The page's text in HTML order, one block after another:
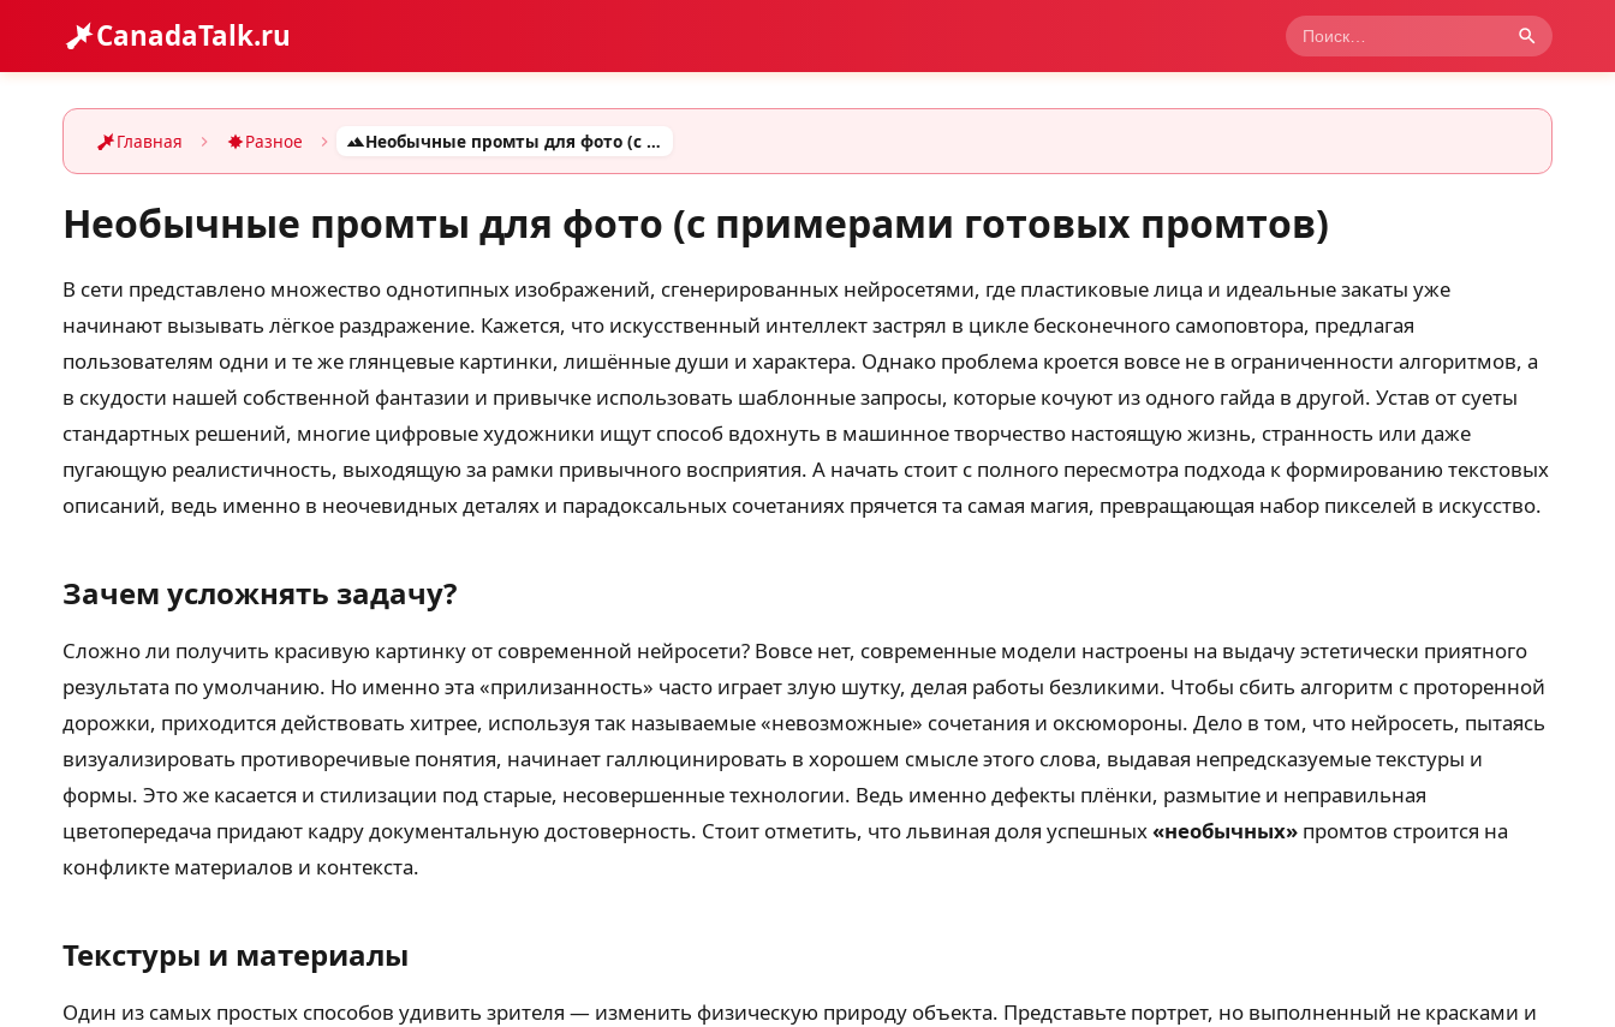
CanadaTalk.ru
Главная Разное Необычные промты для фото (с примерами готовых промтов)
Необычные промты для фото (с примерами готовых промтов)
В сети представлено множество однотипных изображений, сгенерированных нейросетями, где пластиковые лица и идеальные закаты уже
начинают вызывать лёгкое раздражение. Кажется, что искусственный интеллект застрял в цикле бесконечного самоповтора, предлагая
пользователям одни и те же глянцевые картинки, лишённые души и характера. Однако проблема кроется вовсе не в ограниченности алгоритмов, а
в скудости нашей собственной фантазии и привычке использовать шаблонные запросы, которые кочуют из одного гайда в другой. Устав от суеты
стандартных решений, многие цифровые художники ищут способ вдохнуть в машинное творчество настоящую жизнь, странность или даже
пугающую реалистичность, выходящую за рамки привычного восприятия. А начать стоит с полного пересмотра подхода к формированию текстовых
описаний, ведь именно в неочевидных деталях и парадоксальных сочетаниях прячется та самая магия, превращающая набор пикселей в искусство.
Зачем усложнять задачу?
Сложно ли получить красивую картинку от современной нейросети? Вовсе нет, современные модели настроены на выдачу эстетически приятного
результата по умолчанию. Но именно эта «прилизанность» часто играет злую шутку, делая работы безликими. Чтобы сбить алгоритм с проторенной
дорожки, приходится действовать хитрее, используя так называемые «невозможные» сочетания и оксюмороны. Дело в том, что нейросеть, пытаясь
визуализировать противоречивые понятия, начинает галлюцинировать в хорошем смысле этого слова, выдавая непредсказуемые текстуры и
формы. Это же касается и стилизации под старые, несовершенные технологии. Ведь именно дефекты плёнки, размытие и неправильная
цветопередача придают кадру документальную достоверность. Стоит отметить, что львиная доля успешных«необычных» промтов строится на
конфликте материалов и контекста.
Текстуры и материалы
Один из самых простых способов удивить зрителя — изменить физическую природу объекта. Представьте портрет, но выполненный не красками и